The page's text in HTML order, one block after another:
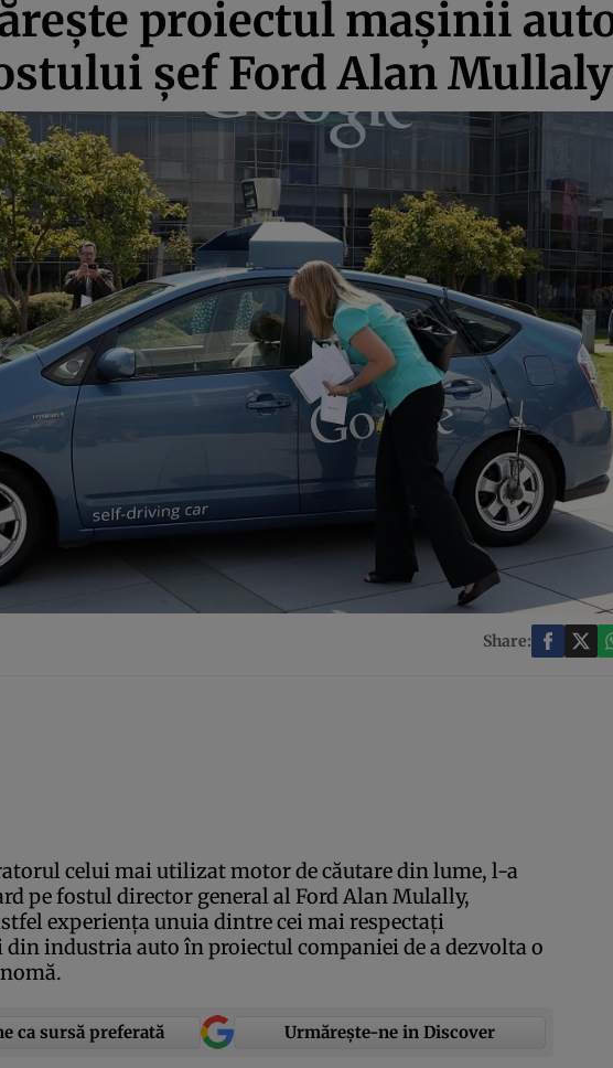
proiectul maşinii
şef Ford Alan Mullaly
Share:
celui mai utilizat motor de căutare din lume, l-a
pe fostul director general al Ford Alan Mulally,
experienţa unuia dintre cei mai respectaţi
industria auto în proiectul companiei de a dezvolta o
ca sursă preferată Urmărește-ne in Discover